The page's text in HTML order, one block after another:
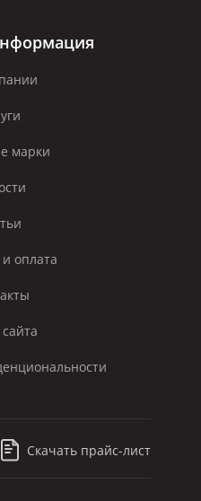
марки
оплата
Скачать прайс-лист